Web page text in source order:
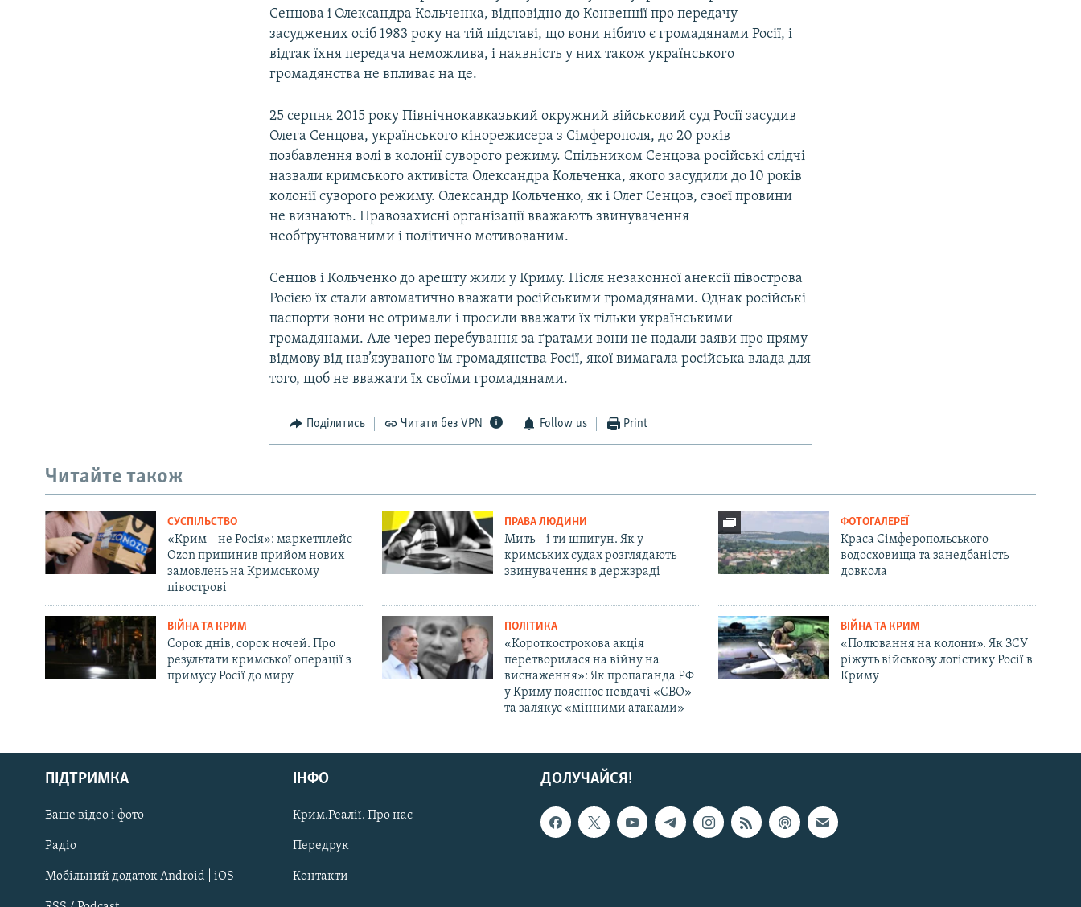
Русский
Qırımtatar
ДОЛУЧАЙСЯ!
Сенцова і Олександра Кольченка, відповідно до Конвенції про передачу
засуджених осіб 1983 року на тій підставі, що вони нібито є громадянами Росії, і
відтак їхня передача неможлива, і наявність у них також українського
громадянства не впливає на це.
25 серпня 2015 року Північнокавказький окружний військовий суд Росії засудив
Олега Сенцова, українського кінорежисера з Сімферополя, до 20 років
позбавлення волі в колонії суворого режиму. Спільником Сенцова російські слідчі
назвали кримського активіста Олександра Кольченка, якого засудили до 10 років
колонії суворого режиму. Олександр Кольченко, як і Олег Сенцов, своєї провини
не визнають. Правозахисні організації вважають звинувачення
необґрунтованими і політично мотивованим.
Сенцов і Кольченко до арешту жили у Криму. Після незаконної анексії півострова
Росією їх стали автоматично вважати російськими громадянами. Однак російські
паспорти вони не отримали і просили вважати їх тільки українськими
громадянами. Але через перебування за ґратами вони не подали заяви про пряму
відмову від нав’язуваного їм громадянства Росії, якої вимагала російська влада для
того, щоб не вважати їх своїми громадянами.
Поділитись Читати без VPN Follow us Print
Читайте також
СУСПІЛЬСТВО
«Крим – не Росія»: маркетплейс
Ozon припинив прийом нових
замовлень на Кримському
півострові
ПРАВА ЛЮДИНИ
Мить – і ти шпигун. Як у
кримських судах розглядають
звинувачення в держзраді
ФОТОГАЛЕРЕЇ
Краса Сімферопольського
водосховища та занедбаність
довкола
ВІЙНА ТА КРИМ
Сорок днів, сорок ночей. Про
результати кримської операції з
примусу Росії до миру
ПОЛІТИКА
«Короткострокова акція
перетворилася на війну на
виснаження»: Як пропаганда РФ
у Криму пояснює невдачі «СВО»
та залякує «мінними атаками»
ВІЙНА ТА КРИМ
«Полювання на колони». Як ЗСУ
ріжуть військову логістику Росії в
Криму
ДОЛУЧАЙСЯ!
ПІДТРИМКА
Ваше відео і фото
Радіо
Мобільний додаток Android | iOS
ІНФО
Крим.Реалії. Про нас
Передрук
Контакти